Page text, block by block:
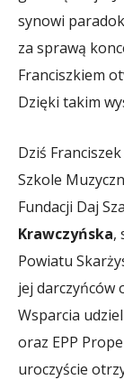
synowi
za sprawą
Franciszkiem
Dzięki takim
Dziś
Szkole
Fundacji Daj
Krawczyńska,
Powiatu
jej darczyńców
Wsparcia
oraz EPP
uroczyście